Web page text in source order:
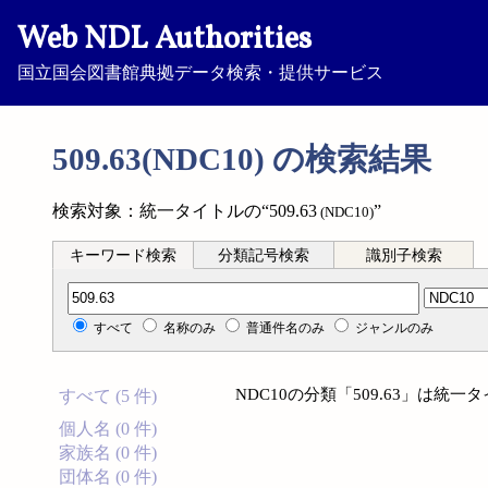
Web NDL Authorities
国立国会図書館典拠データ検索・提供サービス
509.63(NDC10) の検索結果
検索対象：統一タイトルの“509.63 (NDC10)”
キーワード検索 分類記号検索 識別子検索
分類記号検索
すべて 名称のみ 普通件名のみ ジャンルのみ
すべて (5 件)
個人名 (0 件)
家族名 (0 件)
団体名 (0 件)
NDC10の分類「509.63」は統一